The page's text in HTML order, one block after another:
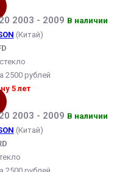
2003 - 2009 В наличии
(Китай)
2500 рублей
5 лет
2003 - 2009 В наличии
(Китай)